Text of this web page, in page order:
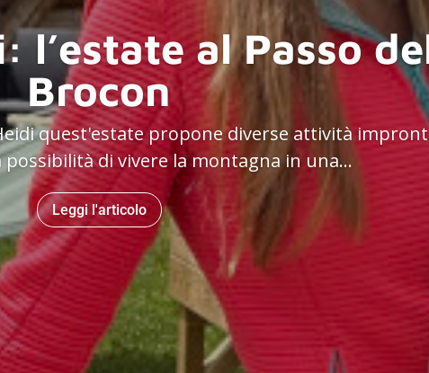
l’estate al Passo
Brocon
quest'estate propone diverse attività
possibilità di vivere la montagna in una...
Leggi l'articolo